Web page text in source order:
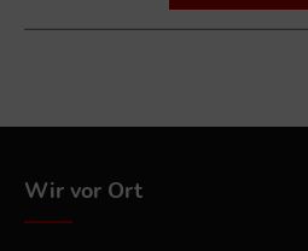
Wir vor Ort